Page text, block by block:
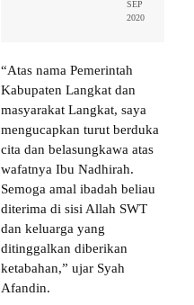
SEP
2020
“Atas nama Pemerintah
Kabupaten Langkat dan
masyarakat Langkat, saya
mengucapkan turut berduka
cita dan belasungkawa atas
wafatnya Ibu Nadhirah.
Semoga amal ibadah beliau
diterima di sisi Allah SWT
dan keluarga yang
ditinggalkan diberikan
ketabahan,” ujar Syah
Afandin.